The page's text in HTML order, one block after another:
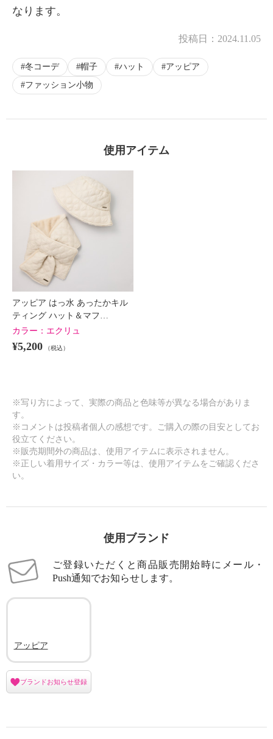
なります。
投稿日： 2024.11.05
冬コーデ 帽子 ハット
アッピア
ファッション小物
使用アイテム
アッピア はっ水 あったかキル
ティング ハット＆マフ…
カラー： エクリュ
¥5,200 （税込）
※写り方によって、実際の商品と色味等が異なる場合がありま
す。
※コメントは投稿者個人の感想です。ご購入の際の目安としてお
役立てください。
※販売期間外の商品は、使用アイテムに表示されません。
※正しい着用サイズ・カラー等は、使用アイテムをご確認くださ
い。
使用ブランド
ご登録いただくと商品販売開始時にメール・
Push通知でお知らせします。
アッピア
ブランドお知らせ登録